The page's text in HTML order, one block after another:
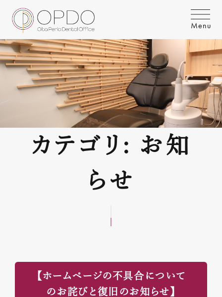
カテゴリ: お知
らせ
【ホームページの不具合について
のお詫びと復旧のお知らせ】
Menu